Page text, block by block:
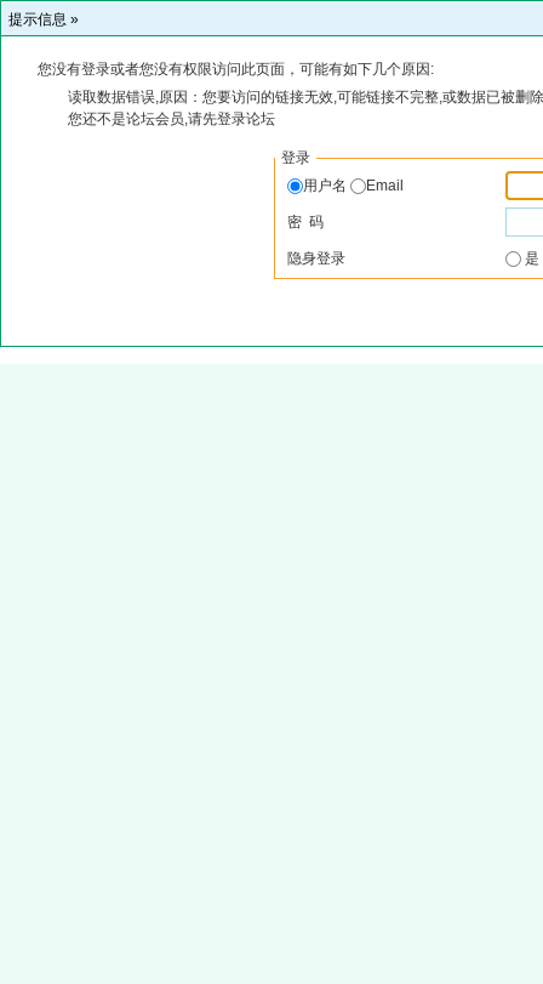
提示信息 »
您没有登录或者您没有权限访问此页面，可能有如下几个原因:
读取数据错误,原因：您要访问的链接无效,可能链接不完整,或数据已被删
您还不是论坛会员,请先登录论坛
登录
用户名
Email
密 码
隐身登录